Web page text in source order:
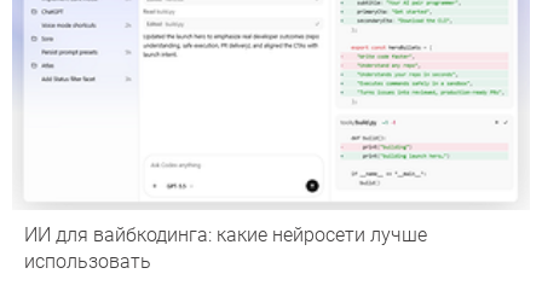
ИИ для вайбкодинга: какие нейросети лучше
использовать